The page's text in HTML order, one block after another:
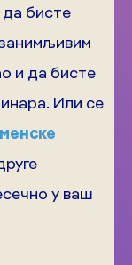
бисте
и да бисте
Или се
у ваш